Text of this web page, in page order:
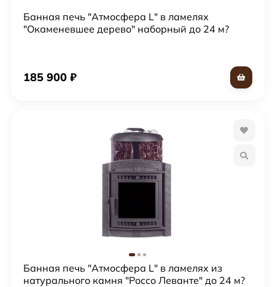
Банная печь "Атмосфера L" в ламелях
"Окаменевшее дерево" наборный до 24 м?
185 900 ₽
Банная печь "Атмосфера L" в ламелях из
натурального камня "Россо Леванте" до 24 м?